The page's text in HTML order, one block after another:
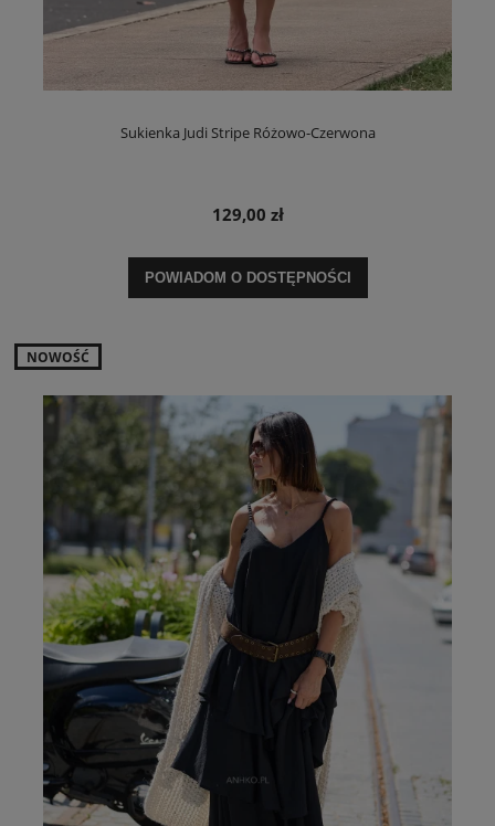
Sukienka Judi Stripe Różowo-Czerwona
129,00 zł
POWIADOM O DOSTĘPNOŚCI
NOWOŚĆ